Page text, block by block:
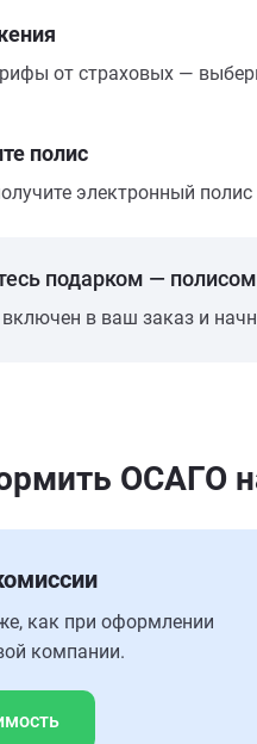
от страховых —
полис
электронный
подарком —
в ваш заказ и
ОСАГО
как при оформлении
компании.